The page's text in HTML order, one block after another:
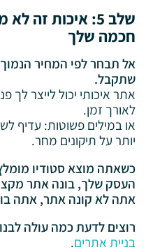
שלב 5: איכות זה
חכמה שלך
אל תבחר לפי המחיר הנמוך
שתקבל.
אתר איכותי יכול לייצר לך
לאורך זמן.
או במילים פשוטות: עדיף
יותר על תיקונים מחר.
כשאתה מוצא סטודיו
העסק שלך, בונה אתר
אתה לא קונה אתר, אתה
רוצים לדעת כמה עולה
בניית אתרים.